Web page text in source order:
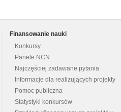
Finansowanie nauki
Konkursy
Panele NCN
Najczęściej zadawane pytania
Informacje dla realizujących projekty
Pomoc publiczna
Statystyki konkursów